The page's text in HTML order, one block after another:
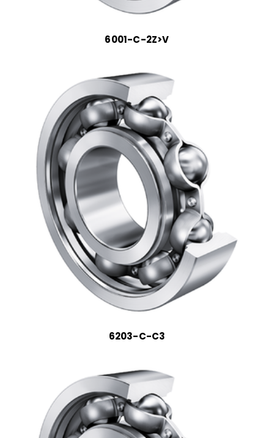
6001-C-2Z>V
6203-C-C3